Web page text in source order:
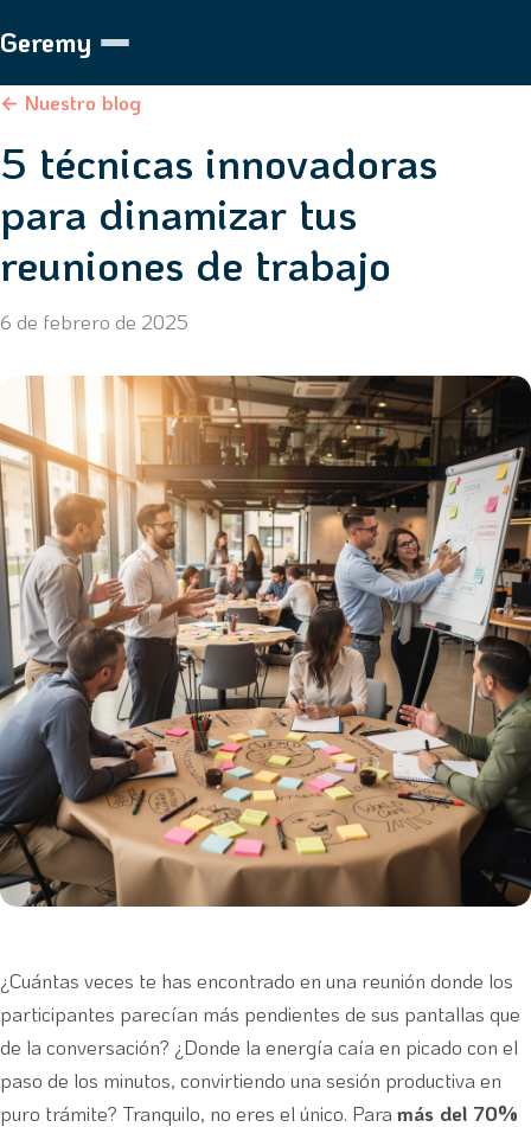
Geremy
← Nuestro blog
5 técnicas innovadoras
para dinamizar tus
reuniones de trabajo
6 de febrero de 2025
¿Cuántas veces te has encontrado en una reunión donde los
participantes parecían más pendientes de sus pantallas que
de la conversación? ¿Donde la energía caía en picado con el
paso de los minutos, convirtiendo una sesión productiva en
puro trámite? Tranquilo, no eres el único. Para más del 70%